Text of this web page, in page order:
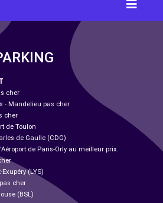
cher
- Mandelieu pas cher
cher
de Toulon
de Gaulle (CDG)
de Paris-Orly au meilleur prix.
(LYS)
cher
(BSL)